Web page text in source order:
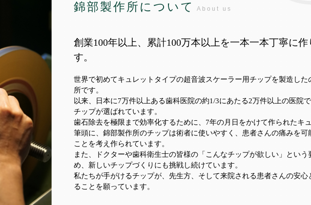
錦部製作所について About us
創業100年以上、累計100万本以上を一本一本丁寧に作
す。
世界で初めてキュレットタイプの超音波スケーラー用チップを製造した
所です。
以来、日本に7万件以上ある歯科医院の約1/3にあたる2万件以上の医院
チップが選ばれています。
歯石除去を極限まで効率化するために、7年の月日をかけて作られたキ
筆頭に、錦部製作所のチップは術者に使いやすく、患者さんの痛みを可
ことを考え作られています。
また、ドクターや歯科衛生士の皆様の「こんなチップが欲しい」という
め、新しいチップづくりにも挑戦し続けています。
私たちが手がけるチップが、先生方、そして来院される患者さんの安心
ることを願っています。